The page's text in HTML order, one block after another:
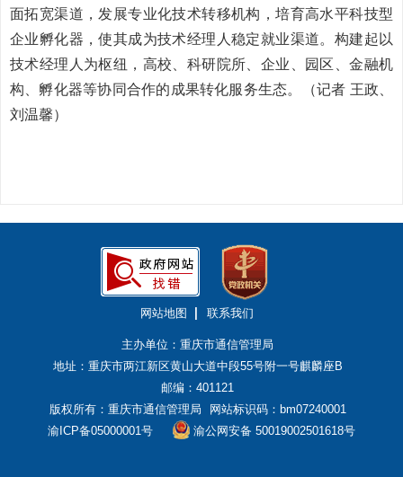
面拓宽渠道，发展专业化技术转移机构，培育高水平科技型
企业孵化器，使其成为技术经理人稳定就业渠道。构建起以
技术经理人为枢纽，高校、科研院所、企业、园区、金融机
构、孵化器等协同合作的成果转化服务生态。（记者 王政、
刘温馨）
网站地图 联系我们
主办单位：重庆市通信管理局
地址：重庆市两江新区黄山大道中段55号附一号麒麟座B
邮编：401121
版权所有：重庆市通信管理局
网站标识码：bm07240001
渝ICP备05000001号
渝公网安备 50019002501618号